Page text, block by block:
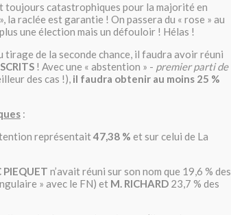
toujours catastrophiques pour la majorité en
la raclée est garantie ! On passera du « rose » au
plus une élection mais un défouloir ! Hélas !
de la seconde chance, il faudra avoir réuni
! Avec une « abstention » - premier parti de
des cas !), il faudra obtenir au moins 25 %
:
représentait47,38 % et sur celui de La
PIEQUET n’avait réuni sur son nom que 19,6 % des
» avec le FN) et M. RICHARD 23,7 % des